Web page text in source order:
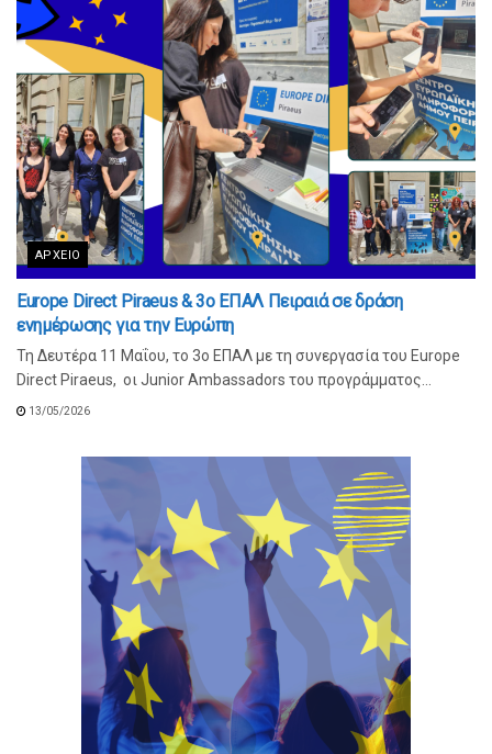
ΑΡΧΕΊΟ
Europe Direct Piraeus & 3ο ΕΠΑΛ Πειραιά σε δράση
ενημέρωσης για την Ευρώπη
Τη Δευτέρα 11 Μαΐου, το 3ο ΕΠΑΛ με τη συνεργασία του Europe
Direct Piraeus, οι Junior Ambassadors του προγράμματος...
13/05/2026